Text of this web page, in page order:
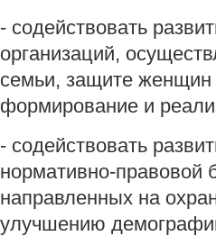
- содействовать
организаций,
семьи, защите женщин
формирование и
- содействовать
нормативно-правовой
направленных на
улучшению